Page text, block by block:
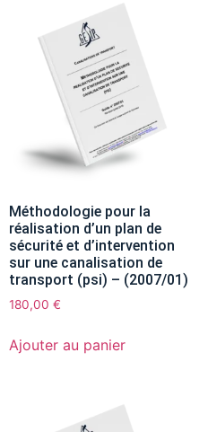
Méthodologie pour la
réalisation d’un plan de
sécurité et d’intervention
sur une canalisation de
transport (psi) – (2007/01)
180,00 €
Ajouter au panier